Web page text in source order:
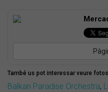
També us pot interessar veure
Balkan Paradise Orchestra,